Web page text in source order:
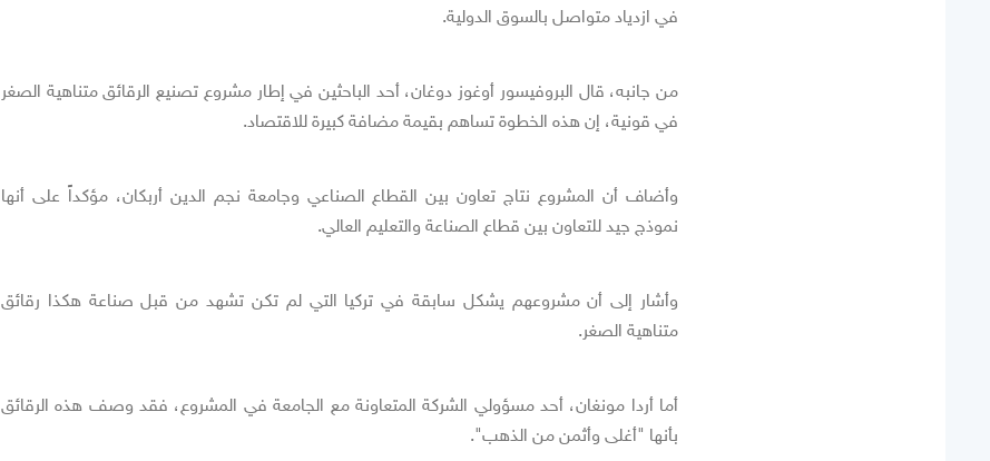
في ازدياد متواصل بالسوق الدولية.
من جانبه، قال البروفيسور أوغوز دوغان، أحد الباحثين في إطار مشروع تصنيع الرقائق متناهية الصغر
في قونية، إن هذه الخطوة تساهم بقيمة مضافة كبيرة للاقتصاد.
وأضاف أن المشروع نتاج تعاون بين القطاع الصناعي وجامعة نجم الدين أربكان، مؤكداً على أنها
نموذج جيد للتعاون بين قطاع الصناعة والتعليم العالي.
وأشار إلى أن مشروعهم يشكل سابقة في تركيا التي لم تكن تشهد من قبل صناعة هكذا رقائق
متناهية الصغر.
أما أردا مونغان، أحد مسؤولي الشركة المتعاونة مع الجامعة في المشروع، فقد وصف هذه الرقائق
بأنها "أغلى وأثمن من الذهب".